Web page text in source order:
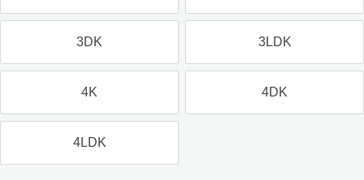
3DK 3LDK
4K 4DK
4LDK